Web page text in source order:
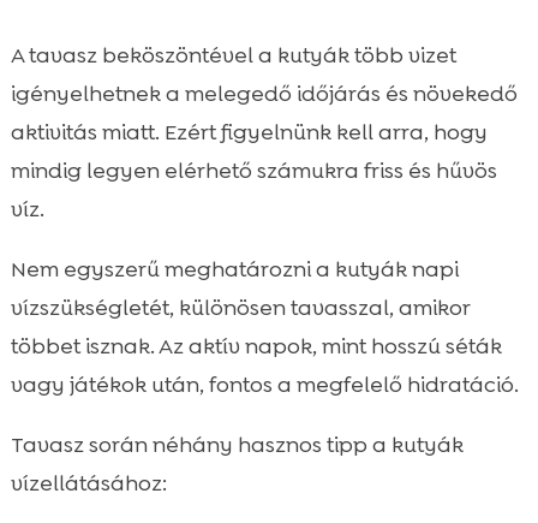
A tavasz beköszöntével a kutyák több vizet
igényelhetnek a melegedő időjárás és növekedő
aktivitás miatt. Ezért figyelnünk kell arra, hogy
mindig legyen elérhető számukra friss és hűvös
víz.
Nem egyszerű meghatározni a kutyák napi
vízszükségletét, különösen tavasszal, amikor
többet isznak. Az aktív napok, mint hosszú séták
vagy játékok után, fontos a megfelelő hidratáció.
Tavasz során néhány hasznos tipp a kutyák
vízellátásához: